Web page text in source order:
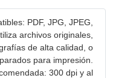
PDF, JPG, JPEG,
archivos originales,
de alta calidad, o
para impresión.
300 dpi y al